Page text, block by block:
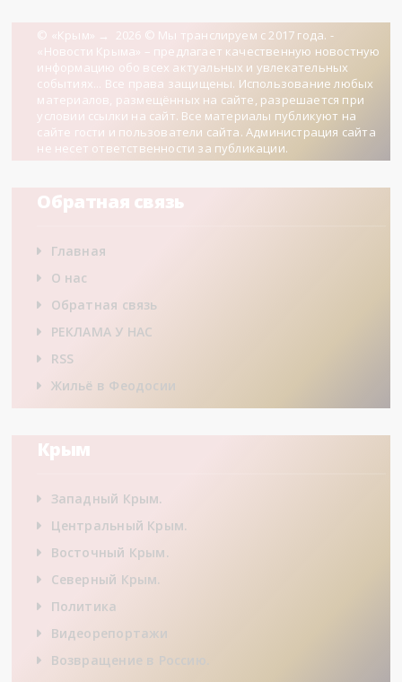
© «Крым» → 2026 © Мы транслируем с 2017 года. -
«Новости Крыма» – предлагает качественную новостную
информацию обо всех актуальных и увлекательных
событиях... Все права защищены. Использование любых
материалов, размещённых на сайте, разрешается при
условии ссылки на сайт. Все материалы публикуют на
сайте гости и пользователи сайта. Администрация сайта
не несет ответственности за публикации.
Обратная связь
Главная
О нас
Обратная связь
РЕКЛАМА У НАС
RSS
Жильё в Феодосии
Крым
Западный Крым.
Центральный Крым.
Восточный Крым.
Северный Крым.
Политика
Видеорепортажи
Возвращение в Россию.